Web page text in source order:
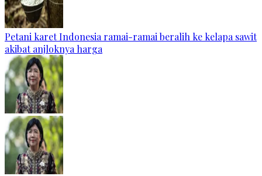
Petani karet Indonesia ramai-ramai beralih ke kelapa sawit
akibat anjloknya harga